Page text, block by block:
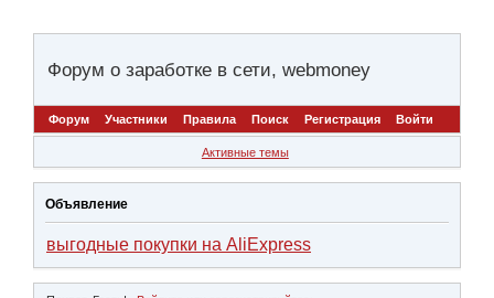
Форум о заработке в сети, webmoney
Форум Участники Правила Поиск Регистрация Войти
Активные темы
Объявление
выгодные покупки на AliExpress